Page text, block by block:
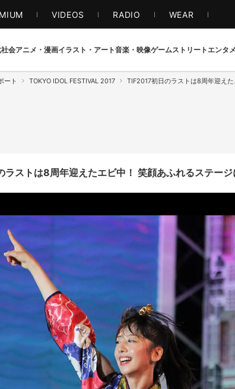
VIDEOS RADIO WEAR
会アニメ・漫画イラスト・アート音楽・映像ゲームストリート エンタメ
ート TOKYO IDOL FESTIVAL 2017 TIF2017初日のラストは8周年迎え
ラストは8周年迎えたエビ中！ 笑顔あふれるステージ